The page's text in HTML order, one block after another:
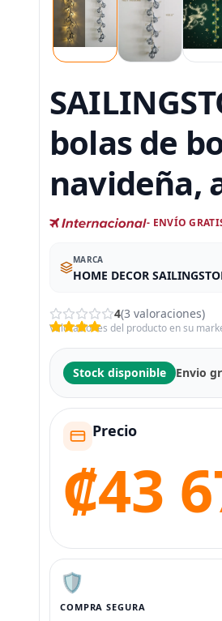
bolas de
navideña,
- ENVÍO
MARCA
HOME DECOR
4(3 valoraciones)
Valoraciones del producto en su
Stock disponible Envio
Precio
₡43
🛡️
COMPRA SEGURA